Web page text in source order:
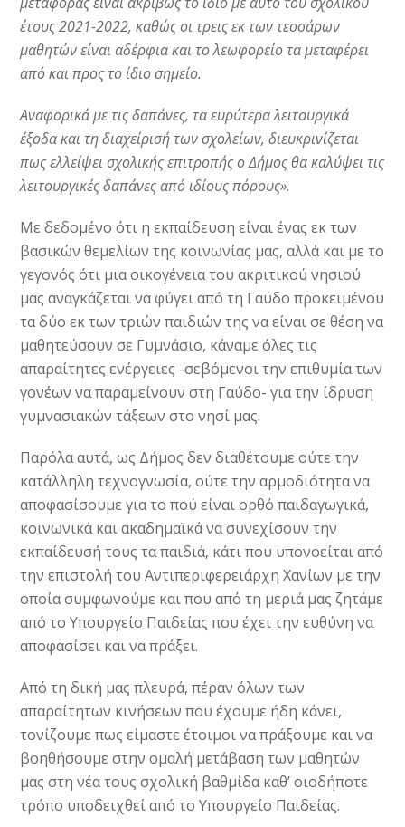
έτους 2021-2022, καθώς οι τρεις εκ των τεσσάρων
μαθητών είναι αδέρφια και το λεωφορείο τα μεταφέρει
από και προς το ίδιο σημείο.
Αναφορικά με τις δαπάνες, τα ευρύτερα λειτουργικά
έξοδα και τη διαχείρισή των σχολείων, διευκρινίζεται
πως ελλείψει σχολικής επιτροπής ο Δήμος θα καλύψει τις
λειτουργικές δαπάνες από ιδίους πόρους».
Με δεδομένο ότι η εκπαίδευση είναι ένας εκ των
βασικών θεμελίων της κοινωνίας μας, αλλά και με το
γεγονός ότι μια οικογένεια του ακριτικού νησιού
μας αναγκάζεται να φύγει από τη Γαύδο προκειμένου
τα δύο εκ των τριών παιδιών της να είναι σε θέση να
μαθητεύσουν σε Γυμνάσιο, κάναμε όλες τις
απαραίτητες ενέργειες -σεβόμενοι την επιθυμία των
γονέων να παραμείνουν στη Γαύδο- για την ίδρυση
γυμνασιακών τάξεων στο νησί μας.
Παρόλα αυτά, ως Δήμος δεν διαθέτουμε ούτε την
κατάλληλη τεχνογνωσία, ούτε την αρμοδιότητα να
αποφασίσουμε για το πού είναι ορθό παιδαγωγικά,
κοινωνικά και ακαδημαϊκά να συνεχίσουν την
εκπαίδευσή τους τα παιδιά, κάτι που υπονοείται από
την επιστολή του Αντιπεριφερειάρχη Χανίων με την
οποία συμφωνούμε και που από τη μεριά μας ζητάμε
από το Υπουργείο Παιδείας που έχει την ευθύνη να
αποφασίσει και να πράξει.
Από τη δική μας πλευρά, πέραν όλων των
απαραίτητων κινήσεων που έχουμε ήδη κάνει,
τονίζουμε πως είμαστε έτοιμοι να πράξουμε και να
βοηθήσουμε στην ομαλή μετάβαση των μαθητών
μας στη νέα τους σχολική βαθμίδα καθ’ οιοδήποτε
τρόπο υποδειχθεί από το Υπουργείο Παιδείας.